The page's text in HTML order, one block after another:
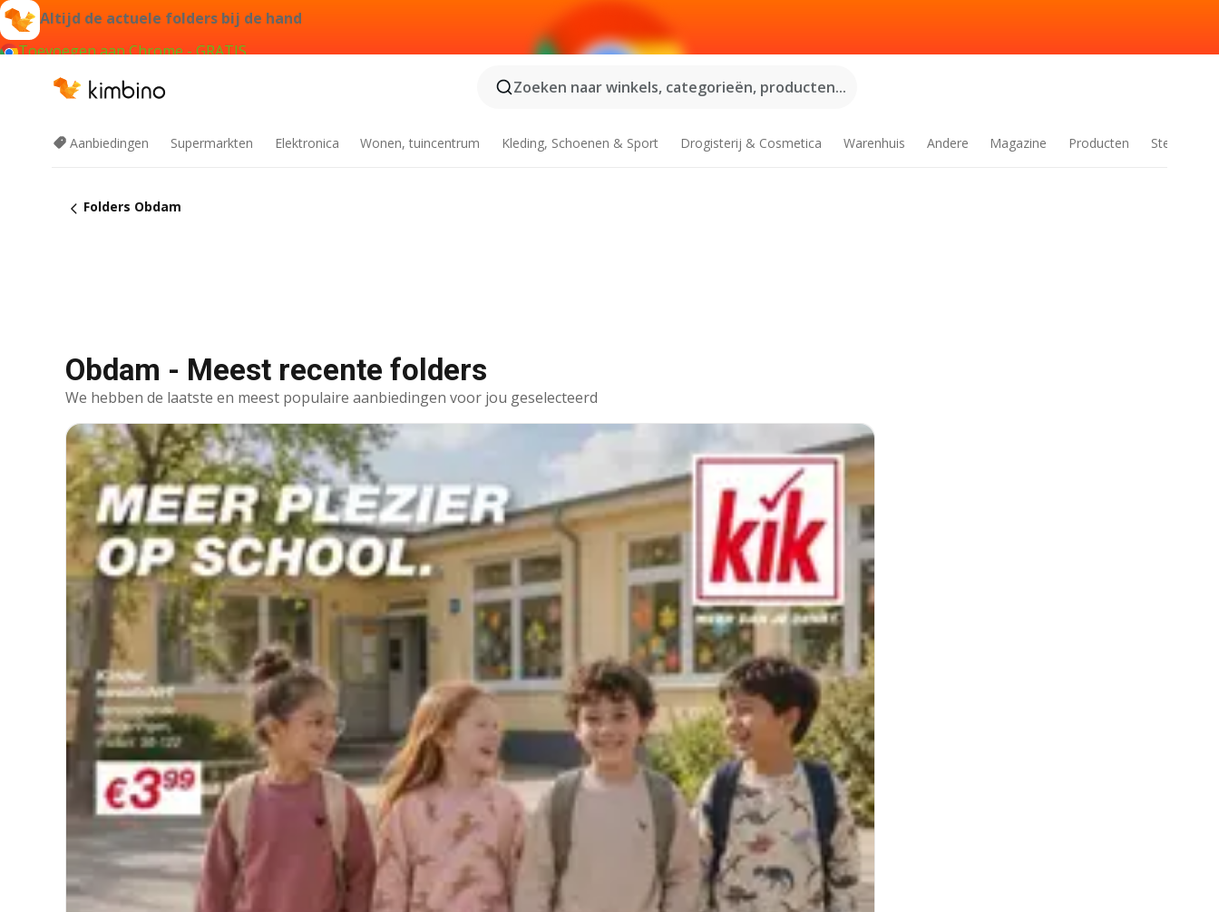
Altijd de actuele folders bij de hand
Toevoegen aan Chrome - GRATIS
Zoeken naar winkels, categorieën, producten...
Aanbiedingen Supermarkten Elektronica Wonen, tuincentrum Kleding, Schoenen & Sport Drogisterij & Cosmetica Warenhuis Andere Magazine Producten Steden
Folders Obdam
Obdam - Meest recente folders
We hebben de laatste en meest populaire aanbiedingen voor jou geselecteerd